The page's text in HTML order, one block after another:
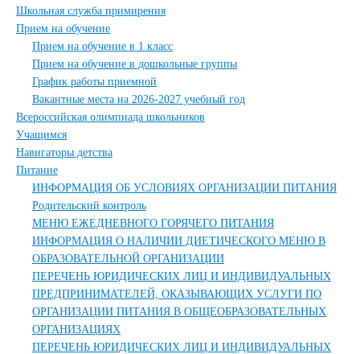
Школьная служба примирения
Прием на обучение
Прием на обучение в 1 класс
Прием на обучение в дошкольные группы
График работы приемной
Вакантные места на 2026-2027 учебный год
Всероссийская олимпиада школьников
Учащимся
Навигаторы детства
Питание
ИНФОРМАЦИЯ ОБ УСЛОВИЯХ ОРГАНИЗАЦИИ ПИТАНИЯ
Родительский контроль
МЕНЮ ЕЖЕДНЕВНОГО ГОРЯЧЕГО ПИТАНИЯ
ИНФОРМАЦИЯ О НАЛИЧИИ ДИЕТИЧЕСКОГО МЕНЮ В
ОБРАЗОВАТЕЛЬНОЙ ОРГАНИЗАЦИИ
ПЕРЕЧЕНЬ ЮРИДИЧЕСКИХ ЛИЦ И ИНДИВИДУАЛЬНЫХ
ПРЕДПРИНИМАТЕЛЕЙ, ОКАЗЫВАЮЩИХ УСЛУГИ ПО
ОРГАНИЗАЦИИ ПИТАНИЯ В ОБЩЕОБРАЗОВАТЕЛЬНЫХ
ОРГАНИЗАЦИЯХ
ПЕРЕЧЕНЬ ЮРИДИЧЕСКИХ ЛИЦ И ИНДИВИДУАЛЬНЫХ